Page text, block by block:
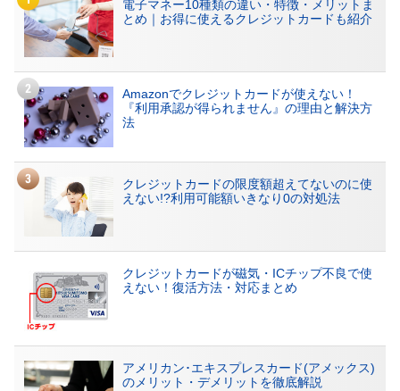
電子マネー10種類の違い・特徴・メリットま
とめ｜お得に使えるクレジットカードも紹介
Amazonでクレジットカードが使えない！
『利用承認が得られません』の理由と解決方
法
クレジットカードの限度額超えてないのに使
えない!?利用可能額いきなり0の対処法
クレジットカードが磁気・ICチップ不良で使
えない！復活方法・対応まとめ
アメリカン･エキスプレスカード(アメックス)
のメリット・デメリットを徹底解説